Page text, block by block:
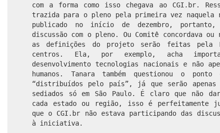
com a forma como isso chegava ao CGI.br.
trazida para o pleno pela primeira vez
publicado no início de dezembro, portanto,
discussão com o pleno. Ou Comitê concordava
as definições do projeto serão feitas pela
centros. Ela, por exemplo, acha
desenvolvimento tecnologias nacionais e não
humanos. Tanara também questionou o
“distribuídos pelo país”, já que serão
sediados só em São Paulo. É claro que não
cada estado ou região, isso é perfeitamente
que o CGI.br não estava participando das
à iniciativa.